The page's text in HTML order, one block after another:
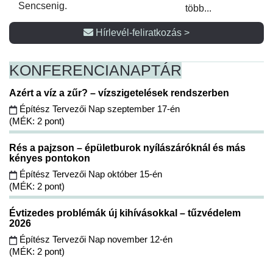
Sencsenig.
több...
Hírlevél-feliratkozás >
KONFERENCIANAPTÁR
Azért a víz a zűr? – vízszigetelések rendszerben
Építész Tervezői Nap szeptember 17-én
(MÉK: 2 pont)
Rés a pajzson – épületburok nyílászáróknál és más
kényes pontokon
Építész Tervezői Nap október 15-én
(MÉK: 2 pont)
Évtizedes problémák új kihívásokkal – tűzvédelem
2026
Építész Tervezői Nap november 12-én
(MÉK: 2 pont)